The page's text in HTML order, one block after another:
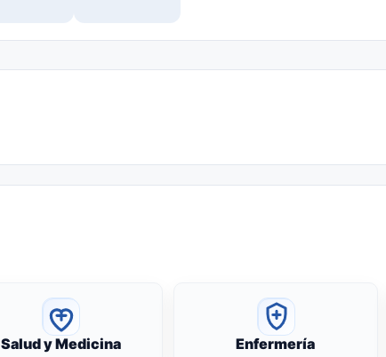
Salud y Medicina Enfermería